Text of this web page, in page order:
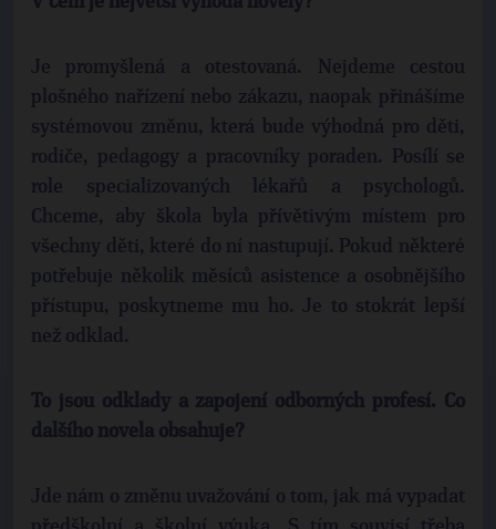
Je promyšlená a otestovaná. Nejdeme cestou
plošného nařízení nebo zákazu, naopak přinášíme
systémovou změnu, která bude výhodná pro děti,
rodiče, pedagogy a pracovníky poraden. Posílí se
role specializovaných lékařů a psychologů.
Chceme, aby škola byla přívětivým místem pro
všechny děti, které do ní nastupují. Pokud některé
potřebuje několik měsíců asistence a osobnějšího
přístupu, poskytneme mu ho. Je to stokrát lepší
než odklad.
To jsou odklady a zapojení odborných profesí. Co
dalšího novela obsahuje?
Jde nám o změnu uvažování o tom, jak má vypadat